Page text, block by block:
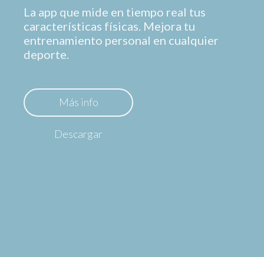
La app que mide en tiempo real tus
características físicas. Mejora tu
entrenamiento personal en cualquier
deporte.
Más info
Descargar